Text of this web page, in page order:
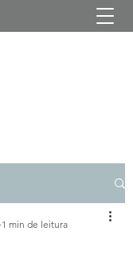
1 min de leitura